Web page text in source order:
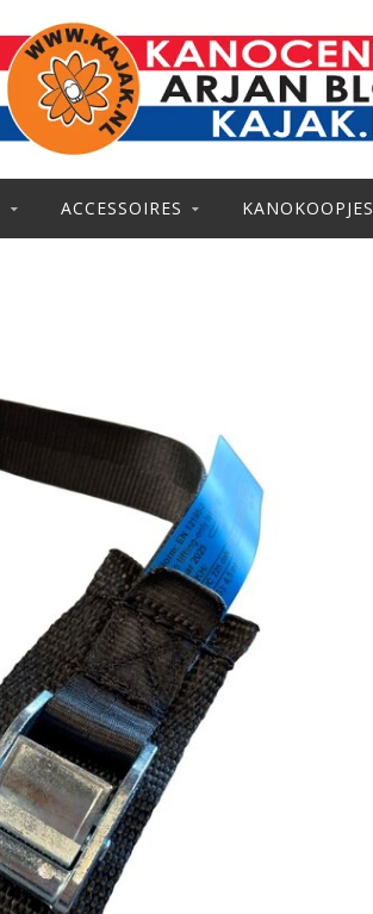
ACCESSOIRES KANOKOOPJES